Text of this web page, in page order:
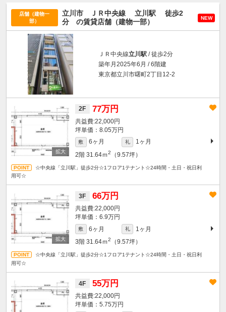
店舗（建物一
部）
立川市 ＪＲ中央線 立川駅
徒歩2
分 の賃貸店舗（建物一部） NEW
ＪＲ中央線立川駅 / 徒歩2分
築年月2025年6月 / 6階建
東京都立川市曙町2丁目12-2
2F 77万円
22,000円
坪単価：8.05万円
敷 6ヶ月 礼
1ヶ月
2階 31.64ｍ2 （9.57坪）
☆中央線「立川駅」徒歩2分☆1フロア1テナント☆24時間・土日・祝日利
用可☆
3F 66万円
22,000円
坪単価：6.9万円
敷 6ヶ月 礼
1ヶ月
3階 31.64ｍ2 （9.57坪）
☆中央線「立川駅」徒歩2分☆1フロア1テナント☆24時間・土日・祝日利
用可☆
4F 55万円
22,000円
坪単価：5.75万円